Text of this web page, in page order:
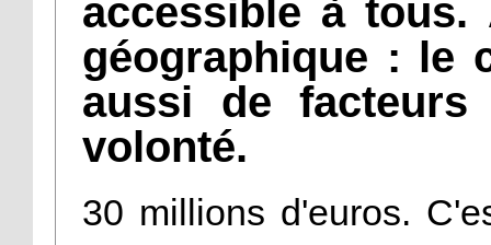
accessible à
géographique : le
aussi de facteurs
volonté.
30 millions d'euros.